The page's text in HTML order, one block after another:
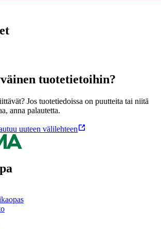
tuotetietoihin?
Jos tuotetiedoissa on puutteita tai niitä
anna palautetta.
uuteen välilehteen